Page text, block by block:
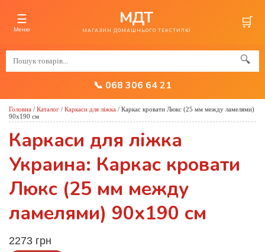
☰
Меню
МДТ
МАГАЗИН ДОМАШНЬОГО ТЕКСТИЛЮ 🛒
🔍
📞 068 306 64 21
Головна / Каталог / Каркаси для ліжка / Каркас кровати Люкс (25 мм между ламелями)
90х190 см
Каркаси для ліжка
Украина: Каркас кровати
Люкс (25 мм между
ламелями) 90х190 см
2273 грн